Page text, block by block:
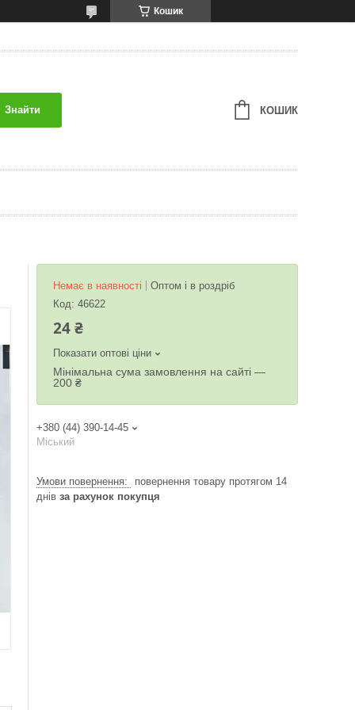
Кошик
Знайти КОШИК
Немає в наявності
Оптом і в роздріб
Код: 46622
24 ₴
Показати оптові ціни
Мінімальна сума замовлення на сайті —
200 ₴
+380 (44) 390-14-45
Міський
повернення товару протягом 14
днів за рахунок покупця